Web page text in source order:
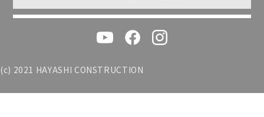
(c) 2021 HAYASHI CONSTRUCTION